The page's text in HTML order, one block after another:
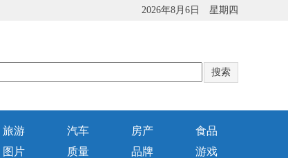
2026年8月6日 星期四
旅游 汽车 房产
食品
图片 质量 品牌 游戏